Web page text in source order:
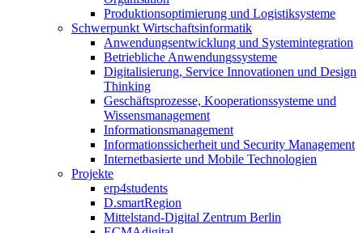
Produktionsoptimierung und Logistiksysteme
Schwerpunkt Wirtschaftsinformatik
Anwendungsentwicklung und Systemintegration
Betriebliche Anwendungssysteme
Digitalisierung, Service Innovationen und Design
Thinking
Geschäftsprozesse, Kooperationssysteme und
Wissensmanagement
Informationsmanagement
Informationssicherheit und Security Management
Internetbasierte und Mobile Technologien
Projekte
erp4students
D.smartRegion
Mittelstand-Digital Zentrum Berlin